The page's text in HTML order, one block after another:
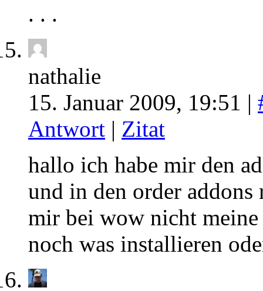
. . .
nathalie
15. Januar 2009, 19:51 |
Antwort | Zitat
hallo ich habe mir den
und in den order
mir bei wow nicht meine
noch was installieren